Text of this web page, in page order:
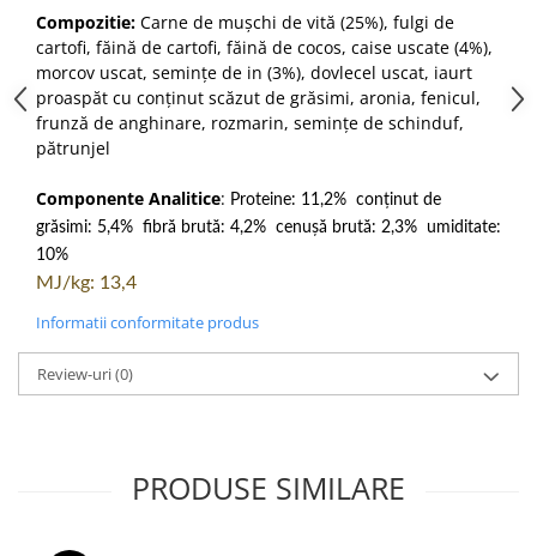
Compozitie: Carne de mușchi de vită (25%), fulgi de
cartofi, făină de cartofi, făină de cocos, caise uscate (4%),
morcov uscat, semințe de in (3%), dovlecel uscat, iaurt
proaspăt cu conținut scăzut de grăsimi, aronia, fenicul,
frunză de anghinare, rozmarin, semințe de schinduf,
pătrunjel
Componente Analitice: Proteine: 11,2% conținut de
grăsimi: 5,4% fibră brută: 4,2% cenușă brută: 2,3%
umiditate:
10%
MJ/kg: 13,4
Informatii conformitate produs
Review-uri(0)
PRODUSE SIMILARE